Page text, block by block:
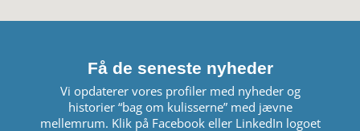
Få de seneste nyheder
Vi opdaterer vores profiler med nyheder og
historier “bag om kulisserne” med jævne
mellemrum. Klik på Facebook eller LinkedIn logoet